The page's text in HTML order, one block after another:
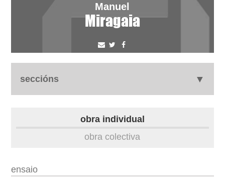
Manuel
Miragaia
seccións
obra individual
obra colectiva
ensaio